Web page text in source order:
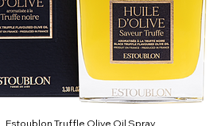
Estoublon Truffle Olive Oil Spray